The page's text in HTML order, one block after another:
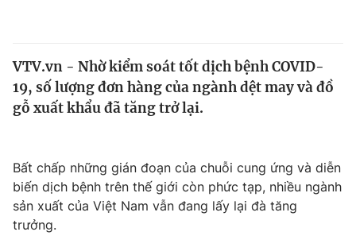
Thế giới
Thế giới đó đây
Câu chuyện quốc tế
Tài chính
Thị trường
Dữ liệu và đời sống
VTV.vn - Nhờ kiểm soát tốt dịch bệnh COVID-
19, số lượng đơn hàng của ngành dệt may và đồ
gỗ xuất khẩu đã tăng trở lại.
Bất chấp những gián đoạn của chuỗi cung ứng và diễn
biến dịch bệnh trên thế giới còn phức tạp, nhiều ngành
sản xuất của Việt Nam vẫn đang lấy lại đà tăng
trưởng.